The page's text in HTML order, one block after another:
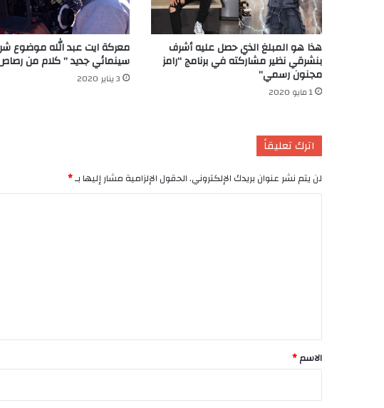
هذا هو المبلغ الذي حصل عليه أشرف
بنشرقي نظير مشاركته في برنامج “رامز
مجنون رسمي”
1 مايو 2020
معركة ايت عبد الله موضوع
سينمائي جديد ” كلام من
3 يناير 2020
اترك تعليقاً
لن يتم نشر عنوان بريدك الإلكتروني.الحقول الإلزامية مشار إليها بـ*
*
الاسم*